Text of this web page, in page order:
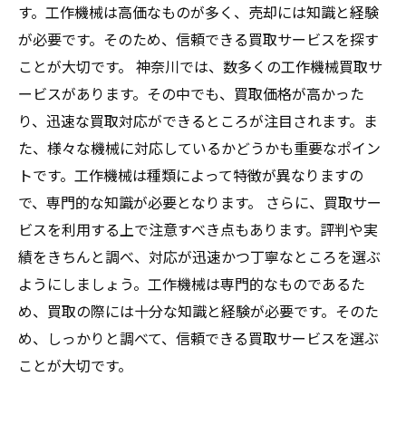
す。工作機械は高価なものが多く、売却には知識と経験
が必要です。そのため、信頼できる買取サービスを探す
ことが大切です。 神奈川では、数多くの工作機械買取サ
ービスがあります。その中でも、買取価格が高かった
り、迅速な買取対応ができるところが注目されます。ま
た、様々な機械に対応しているかどうかも重要なポイン
トです。工作機械は種類によって特徴が異なりますの
で、専門的な知識が必要となります。 さらに、買取サー
ビスを利用する上で注意すべき点もあります。評判や実
績をきちんと調べ、対応が迅速かつ丁寧なところを選ぶ
ようにしましょう。工作機械は専門的なものであるた
め、買取の際には十分な知識と経験が必要です。そのた
め、しっかりと調べて、信頼できる買取サービスを選ぶ
ことが大切です。